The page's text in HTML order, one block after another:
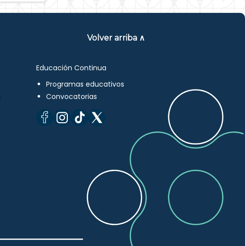
Volver arriba ∧
Educación Continua
Programas educativos
Convocatorias